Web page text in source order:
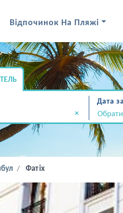
Відпочинок На Пляжі
×
Дата
Фатіх